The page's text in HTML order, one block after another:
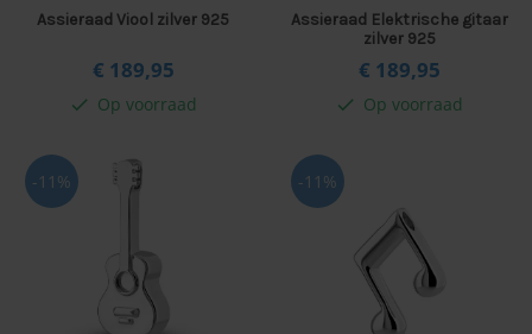
Assieraad Viool zilver 925
€ 189,95
check Op voorraad
Assieraad Elektrische gitaar
zilver 925
€ 189,95
check Op voorraad
-11% -11%